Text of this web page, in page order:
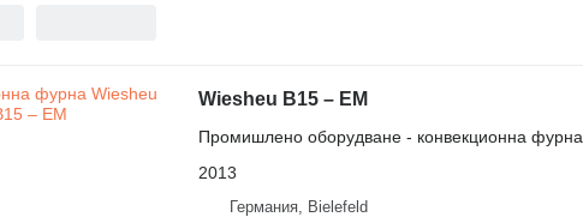
Wiesheu B15 – EM
Промишлено оборудване - конвекционна фурна
2013
Германия, Bielefeld